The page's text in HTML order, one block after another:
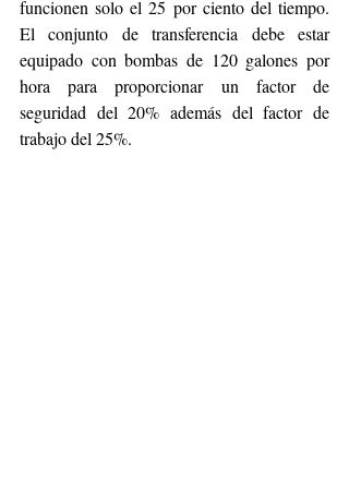
funcionen solo el 25 por ciento del tiempo.
El conjunto de transferencia debe estar
equipado con bombas de 120 galones por
hora para proporcionar un factor de
seguridad del 20% además del factor de
trabajo del 25%.